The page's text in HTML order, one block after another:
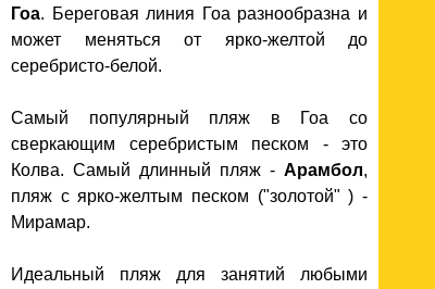
Гоа. Береговая линия Гоа разнообразна и
может меняться от ярко-желтой до
серебристо-белой.
Самый популярный пляж в Гоа со
сверкающим серебристым песком - это
Колва. Самый длинный пляж - Арамбол,
пляж с ярко-желтым песком ("золотой" ) -
Мирамар.
Идеальный пляж для занятий любыми